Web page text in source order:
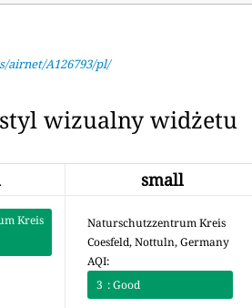
airnet/A126793/pl/
wizualny widżetu
small
Kreis
Naturschutzzentrum Kreis
Coesfeld, Nottuln, Germany
AQI:
3 : Good